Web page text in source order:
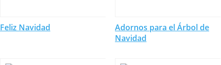
Feliz Navidad
Adornos para el Árbol de
Navidad